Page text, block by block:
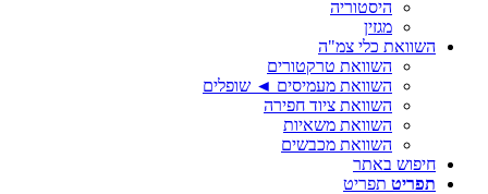
היסטוריה
מגזין
השוואת כלי צמ"ה
השוואת טרקטורים
השוואת מעמיסים ◄ שופלים
השוואת ציוד חפירה
השוואת משאיות
השוואת מכבשים
חיפוש באתר
תפריט תפריט